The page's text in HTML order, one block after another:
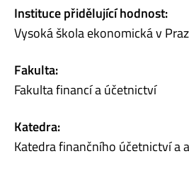
Instituce přidělující hodnost:
Vysoká škola ekonomická v
Fakulta:
Fakulta financí a účetnictví
Katedra:
Katedra finančního účetnictví a